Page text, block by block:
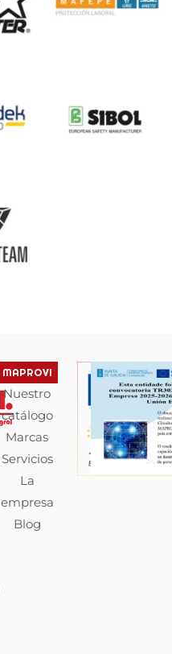
MAPROVI
Nuestro
catálogo
Marcas
Servicios
La
empresa
Blog